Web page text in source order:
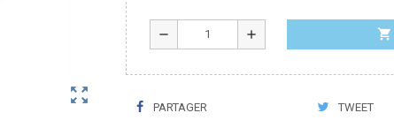
zoom_out_map
remove add shopping_cart
PARTAGER TWEET